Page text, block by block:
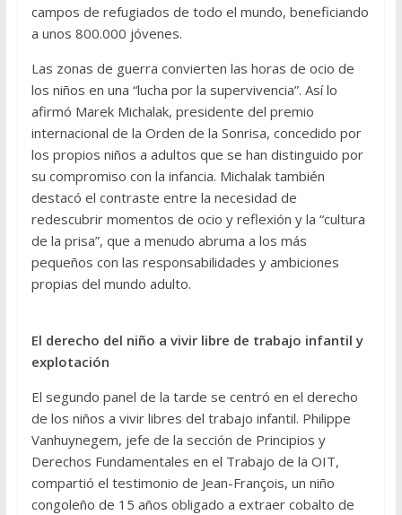
campos de refugiados de todo el mundo, beneficiando
a unos 800.000 jóvenes.
Las zonas de guerra convierten las horas de ocio de
los niños en una “lucha por la supervivencia”. Así lo
afirmó Marek Michalak, presidente del premio
internacional de la Orden de la Sonrisa, concedido por
los propios niños a adultos que se han distinguido por
su compromiso con la infancia. Michalak también
destacó el contraste entre la necesidad de
redescubrir momentos de ocio y reflexión y la “cultura
de la prisa”, que a menudo abruma a los más
pequeños con las responsabilidades y ambiciones
propias del mundo adulto.
El derecho del niño a vivir libre de trabajo infantil y
explotación
El segundo panel de la tarde se centró en el derecho
de los niños a vivir libres del trabajo infantil. Philippe
Vanhuynegem, jefe de la sección de Principios y
Derechos Fundamentales en el Trabajo de la OIT,
compartió el testimonio de Jean-François, un niño
congoleño de 15 años obligado a extraer cobalto de